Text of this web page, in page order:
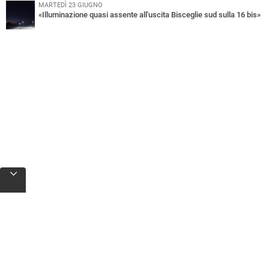
MARTEDÌ 23 GIUGNO
«Illuminazione quasi assente all'uscita Bisceglie sud sulla 16 bis»